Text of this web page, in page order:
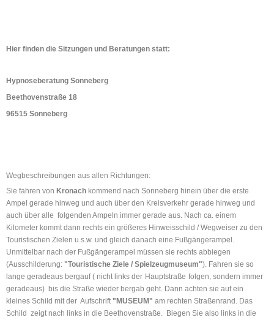
Hier finden die Sitzungen und Beratungen statt:
Hypnoseberatung Sonneberg
Beethovenstraße 18
96515 Sonneberg
Wegbeschreibungen aus allen Richtungen:
Sie fahren von Kronach kommend nach Sonneberg hinein über die erste
Ampel gerade hinweg und auch über den Kreisverkehr gerade hinweg und
auch über alle folgenden Ampeln immer gerade aus. Nach ca. einem
Kilometer kommt dann rechts ein größeres Hinweisschild / Wegweiser zu den
Touristischen Zielen u.s.w. und gleich danach eine Fußgängerampel.
Unmittelbar nach der Fußgängerampel müssen sie rechts abbiegen
(Ausschilderung: "Touristische Ziele / Spielzeugmuseum"). Fahren sie so
lange geradeaus bergauf ( nicht links der Hauptstraße folgen, sondern immer
geradeaus) bis die Straße wieder bergab geht. Dann achten sie auf ein
kleines Schild mit der Aufschrift "MUSEUM" am rechten Straßenrand. Das
Schild zeigt nach links in die Beethovenstraße. Biegen Sie also links in die